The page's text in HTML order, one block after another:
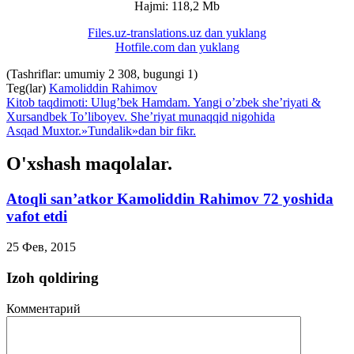
Hajmi: 118,2 Mb
Files.uz-translations.uz dan yuklang
Hotfile.com dan yuklang
(Tashriflar: umumiy 2 308, bugungi 1)
Teg(lar) Kamoliddin Rahimov
Kitob taqdimoti: Ulug’bek Hamdam. Yangi o’zbek she’riyati &
Xursandbek To’liboyev. She’riyat munaqqid nigohida
Asqad Muxtor.»Tundalik»dan bir fikr.
O'xshash maqolalar.
Atoqli san’atkor Kamoliddin Rahimov 72 yoshida
vafot etdi
25 Фев, 2015
Izoh qoldiring
Комментарий